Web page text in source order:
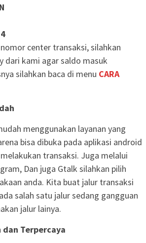
center transaksi, silahkan
dari kami agar saldo masuk
silahkan baca di menu CARA
menggunakan layanan yang
bisa dibuka pada aplikasi android
transaksi. Juga melalui
Dan juga Gtalk silahkan pilih
anda. Kita buat jalur transaksi
salah satu jalur sedang gangguan
jalur lainya.
dan Terpercaya